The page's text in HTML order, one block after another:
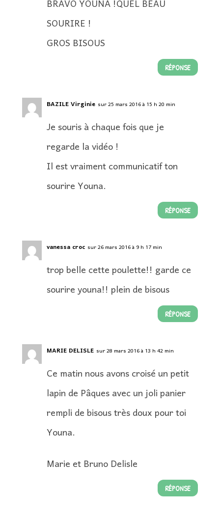
BRAVO YOUNA !QUEL BEAU
SOURIRE !
GROS BISOUS
RÉPONSE
BAZILE Virginie sur 25 mars 2016 à 15 h 20 min
Je souris à chaque fois que je
regarde la vidéo !
Il est vraiment communicatif ton
sourire Youna.
RÉPONSE
vanessa croc sur 26 mars 2016 à 9 h 17 min
trop belle cette poulette!! garde ce
sourire youna!! plein de bisous
RÉPONSE
MARIE DELISLE sur 28 mars 2016 à 13 h 42 min
Ce matin nous avons croisé un petit
lapin de Pâques avec un joli panier
rempli de bisous très doux pour toi
Youna.
Marie et Bruno Delisle
RÉPONSE